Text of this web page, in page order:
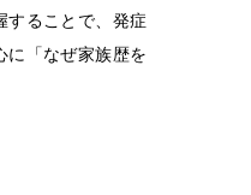
することで、発症
に「なぜ家族歴を